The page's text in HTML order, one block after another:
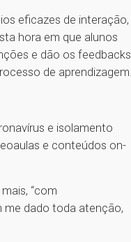
eficazes de interação,
hora em que alunos
e dão os feedbacks
de aprendizagem.
e isolamento
e conteúdos on-
“com
me dado toda atenção,